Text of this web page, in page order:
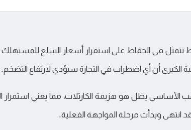
في الحفاظ على استقرار أسعار السلع للمستهلك
الكبرى أن أي اضطراب في التجارة سيؤدي لارتفاع التضخم.
الأساسي يظل هو هزيمة الكارتلات، مما يعني
انتهى وبدأت مرحلة المواجهة الفعلية.